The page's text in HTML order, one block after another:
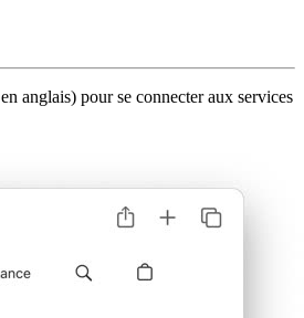
en anglais) pour se connecter aux services